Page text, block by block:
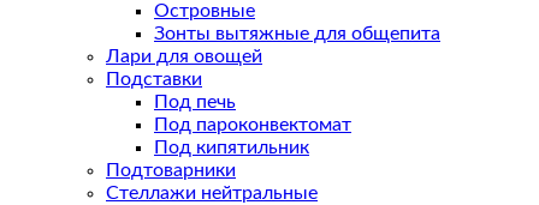
Островные
Зонты вытяжные для общепита
Лари для овощей
Подставки
Под печь
Под пароконвектомат
Под кипятильник
Подтоварники
Стеллажи нейтральные